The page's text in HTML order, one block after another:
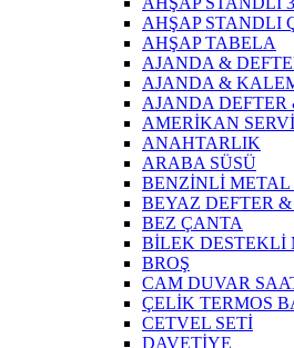
AHŞAP STANDLI
AHŞAP TABELA
AJANDA &
AJANDA &
AJANDA
AMERİKAN
ANAHTARLIK
ARABA SÜSÜ
BENZİNLİ
BEYAZ DEFTER
BEZ ÇANTA
BİLEK DESTEKLİ
BROŞ
CAM DUVAR
ÇELİK TERMOS
CETVEL SETİ
DAVETİYE